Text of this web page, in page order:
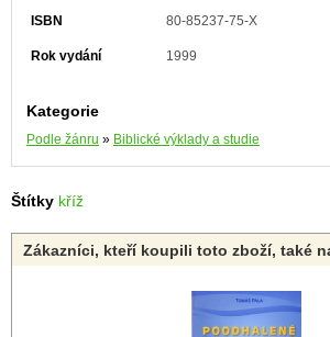
ISBN 80-85237-75-X
Rok vydání 1999
Kategorie
Podle žánru » Biblické výklady a studie
Štítky kříž
Zákazníci, kteří koupili toto zboží, také